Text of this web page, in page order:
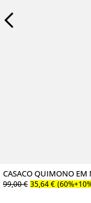
CASACO QUIMONO EM
99,00€ 35,64€